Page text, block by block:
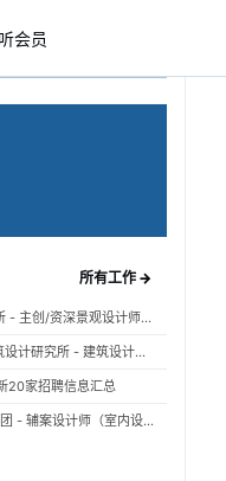
会员
所有工作 →
（上海）FLO景观设计事务所 - 主创/资深景观设计师 / 景观设计师 / 设计实习生 / 商务行政助理 / 助理施工图设计师
（北京）未/WAY Studio建筑设计研究所 - 建筑设计师 / 助理设计师/初级设计师 / 实习生 / 办公室行政与商务助理
20家招聘信息汇总
（昆明/北京）中国新高教集团 - 辅案设计师（室内设计） / 辅案设计师（景观设计）/ 生活空间组长/教学空间组长 / 平面设计高级经理 / 展陈设计高级经理